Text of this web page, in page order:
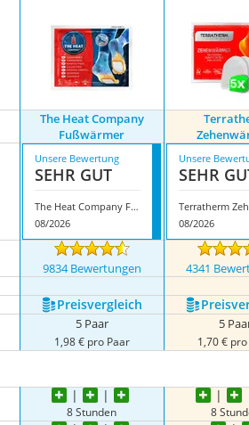
The Heat Company
Fußwärmer
Unsere Bewertung
SEHR GUT
The Heat Company Fußwärmer
08/2026
Unsere
SEHR
08/2026
9834 Bewertungen 4341
Preis­vergleich
5 Paar
1,98 € pro Paar
5
1,70 €
8 Stunden 8